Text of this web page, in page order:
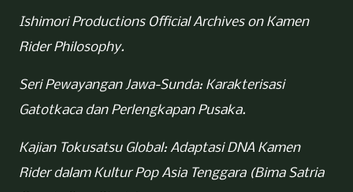
Ishimori Productions Official Archives on Kamen
Rider Philosophy.
Seri Pewayangan Jawa-Sunda: Karakterisasi
Gatotkaca dan Perlengkapan Pusaka.
Kajian Tokusatsu Global: Adaptasi DNA Kamen
Rider dalam Kultur Pop Asia Tenggara (Bima Satria